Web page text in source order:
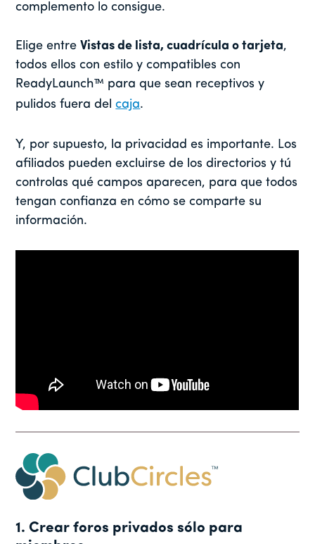
complemento lo consigue.
Elige entre Vistas de lista, cuadrícula o tarjeta,
todos ellos con estilo y compatibles con
ReadyLaunch™ para que sean receptivos y
pulidos fuera delcaja.
Y, por supuesto, la privacidad es importante. Los
afiliados pueden excluirse de los directorios y tú
controlas qué campos aparecen, para que todos
tengan confianza en cómo se comparte su
información.
1. Crear foros privados sólo para